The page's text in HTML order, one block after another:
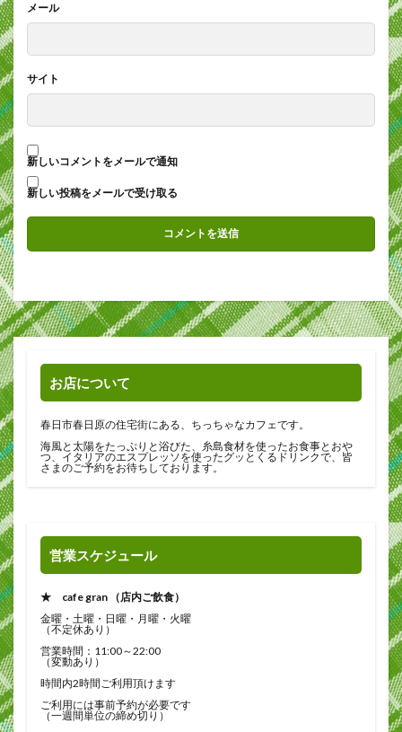
メール
サイト
新しいコメントをメールで通知
新しい投稿をメールで受け取る
お店について
春日市春日原の住宅街にある、ちっちゃなカフェです。
海風と太陽をたっぷりと浴びた、糸島食材を使ったお食事とおや
つ、イタリアのエスプレッソを使ったグッとくるドリンクで、皆
さまのご予約をお待ちしております。
営業スケジュール
★ cafe gran （店内ご飲食）
金曜・土曜・日曜・月曜・火曜
（不定休あり）
営業時間：11:00～22:00
（変動あり）
時間内2時間ご利用頂けます
ご利用には事前予約が必要です
（一週間単位の締め切り）